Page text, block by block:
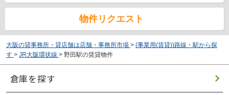
物件リクエスト
大阪の貸事務所・貸店舗は店舗・事務所市場 > (事業用(賃貸))路線・駅から探
す > JR大阪環状線 > 野田駅の賃貸物件
倉庫を探す